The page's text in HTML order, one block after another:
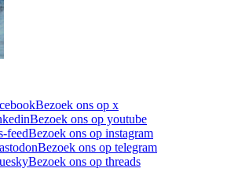
Bezoek ons op x
Bezoek ons op youtube
feedBezoek ons op instagram
Bezoek ons op telegram
Bezoek ons op threads